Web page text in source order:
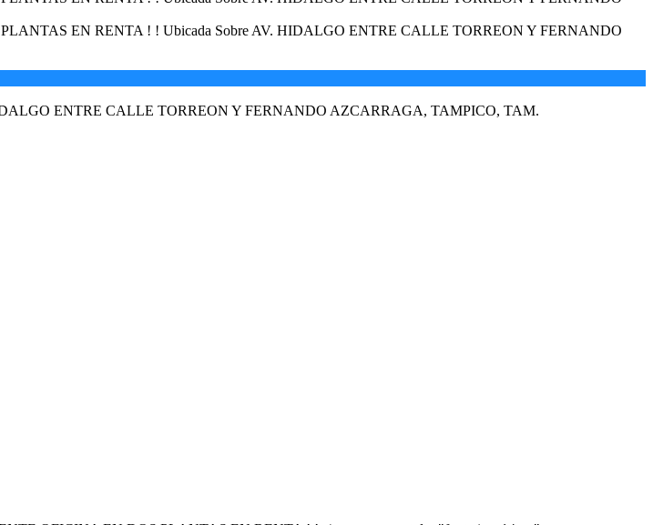
ENTRE CALLE TORREON Y FERNANDO AZCARRAGA, TAMPICO, TAM.